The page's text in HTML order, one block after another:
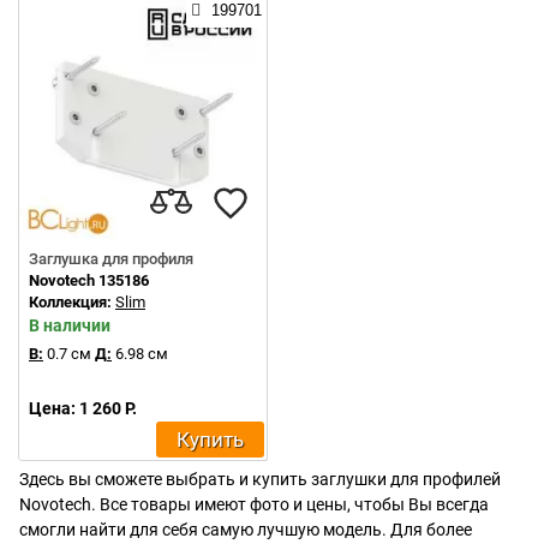
199701
Заглушка для профиля
Novotech 135186
Коллекция: Slim
В наличии
В: 0.7 см Д: 6.98 см
Цена: 1 260 Р.
Купить
Здесь вы сможете выбрать и купить заглушки для профилей
Novotech. Все товары имеют фото и цены, чтобы Вы всегда
смогли найти для себя самую лучшую модель. Для более